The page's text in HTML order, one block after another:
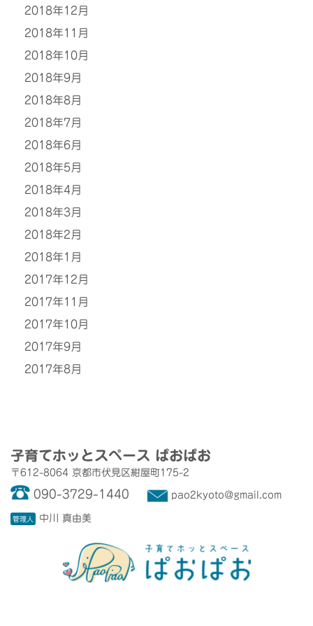
2018年12月
2018年11月
2018年10月
2018年9月
2018年8月
2018年7月
2018年6月
2018年5月
2018年4月
2018年3月
2018年2月
2018年1月
2017年12月
2017年11月
2017年10月
2017年9月
2017年8月
子育てホッとスペース ぱおぱお
〒612-8064 京都市伏見区紺屋町175-2
090-3729-1440 pao2kyoto@gmail.com
管理人 中川 真由美